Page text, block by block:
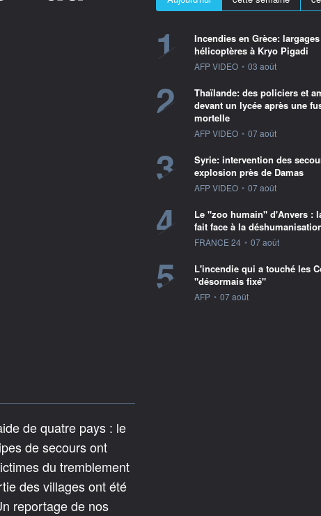
de quatre pays : le
de secours ont
du tremblement
des villages ont été
reportage de nos
1
Incendies en Grèce:
hélicoptères à Kryo Pigadi
information fournie par
AFP VIDEO • 03 août
2
Thaïlande: des policiers et
devant un lycée après une
mortelle
information fournie par
AFP VIDEO • 07 août
3
Syrie: intervention des
explosion près de Damas
information fournie par
AFP VIDEO • 07 août
4
Le "zoo humain" d'Anvers :
fait face à la
information fournie par
FRANCE 24 • 07 août
5
L'incendie qui a touché les
"désormais fixé"
information fournie par
AFP • 07 août